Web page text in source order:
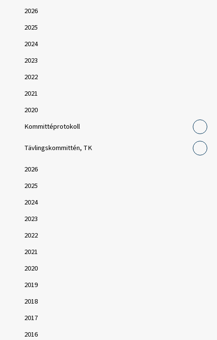
2026
2025
2024
2023
2022
2021
2020
Kommittéprotokoll
Tävlingskommittén, TK
2026
2025
2024
2023
2022
2021
2020
2019
2018
2017
2016